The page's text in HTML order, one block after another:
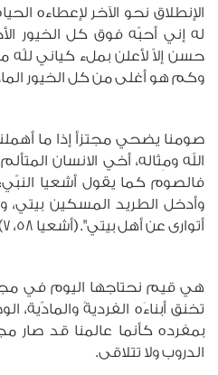
الإنطلاق نحو الآخر لإعطاءه
له إني أحبّه فوق كل الخيور
حسن إلاّ لأعلن بملء كياني للّه
وكم هو أغلى من كل الخيور
صومنا يضحي مجتزأ إذا ما
الله ومِثاله، أخي الانسان
فالصوم كما يقول أشعيا
وأدخل الطريد المسكين بيتي،
أتوارى عن أهل بيتي". (أشعيا 58، 7).
هي قيم نحتاجها اليوم في
تخنق أبناءَه الفرديةُ والمادّية،
بمفرده كأنما عالمنا قد صار
الدروب ولا تتلاقى.